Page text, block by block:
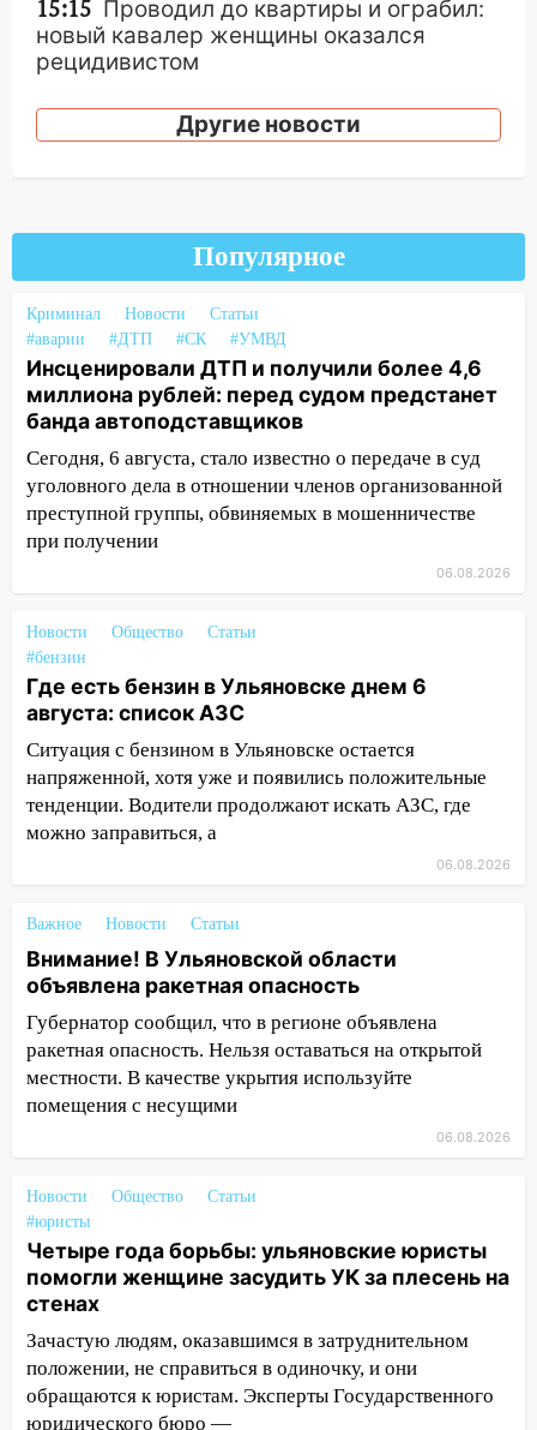
15:15 Проводил до квартиры и ограбил:
новый кавалер женщины оказался
рецидивистом
14:26 В Ульяновске ограничат движение
по улице Ефремова
повысят зарплату
14:01 Инсценировали ДТП и получили
более 4,6 миллиона рублей: перед
судом предстанет банда
автоподставщиков
13:36 В Инзе произошел крупный пожар
13:00
мужчины, которого необоснованно
обвиняли в жестоком обращении с
животными
провернул хитрую схему с чужими
проездными
12:10 Ульяновский алиментщик накопил
120 тысяч долга
11:49 Снят режим «Ракетная
опасность» на территории Ульяновской
области
Кабмин РФ разрешил до 1 июля
бензина Евро 2, Евро 3, Евро 4
11:12 Соцсети: на Рябикова автомобиль
врезался в забор
10:27 Где есть бензин в Ульяновске
днем 6 августа: список АЗС
10:16 Внимание! В Ульяновской области
объявлена ракетная опасность
51-летний мужчина
09:50
В Ульяновске черный коршун
застрял в тепловозе
09:44
юному велосипедисту на улице
Чернышевского
08:21 В Заволжском районе украли два
Другие новости
Популярное
Криминал Новости
Статьи
#аварии
#ДТП #СК #УМВД
Инсценировали ДТП и получили более 4,6
миллиона рублей: перед судом предстанет
банда автоподставщиков
Сегодня, 6 августа, стало известно о передаче в суд
уголовного дела в отношении членов организованной
преступной группы, обвиняемых в мошенничестве
при получении
06.08.2026
Новости Общество
Статьи
#бензин
Где есть бензин в Ульяновске днем 6
августа: список АЗС
Ситуация с бензином в Ульяновске остается
напряженной, хотя уже и появились положительные
тенденции. Водители продолжают искать АЗС, где
можно заправиться, а
06.08.2026
Важное Новости Статьи
Внимание! В Ульяновской области
объявлена ракетная опасность
Губернатор сообщил, что в регионе объявлена
ракетная опасность. Нельзя оставаться на открытой
местности. В качестве укрытия используйте
помещения с несущими
06.08.2026
Новости Общество
Статьи
#юристы
Четыре года борьбы: ульяновские юристы
помогли женщине засудить УК за плесень на
стенах
Зачастую людям, оказавшимся в затруднительном
положении, не справиться в одиночку, и они
обращаются к юристам. Эксперты Государственного
юридического бюро —